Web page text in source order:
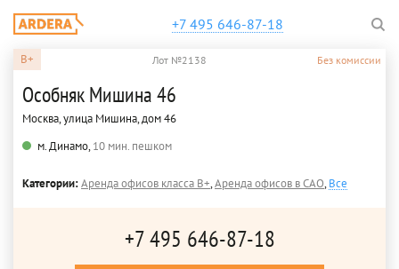
+7 495 646-87-18
B+ Лот №2138 Без комиссии
Особняк Мишина 46
Москва, улица Мишина, дом 46
м. Динамо,10 мин. пешком
Категории:Аренда офисов класса B+,Аренда офисов в САО,Все
+7 495 646-87-18